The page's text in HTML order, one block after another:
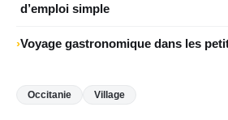
d’emploi simple
Voyage gastronomique dans les
Occitanie Village